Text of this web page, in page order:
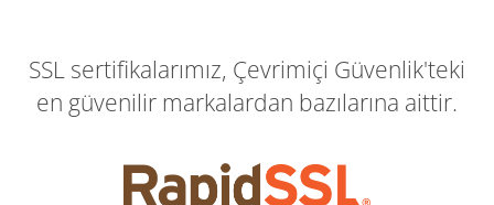
SSL sertifikalarımız, Çevrimiçi Güvenlik'teki
en güvenilir markalardan bazılarına aittir.